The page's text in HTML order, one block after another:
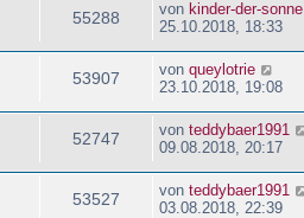
55288 von kinder-der-sonne
25.10.2018, 18:33
53907 von queylotrie
23.10.2018, 19:08
52747 von teddybaer1991
09.08.2018, 20:17
53527 von teddybaer1991
03.08.2018, 22:39